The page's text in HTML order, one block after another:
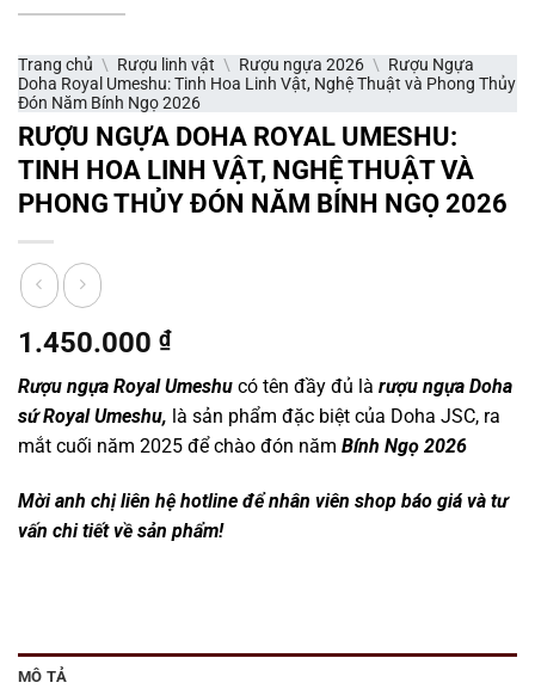
Trang chủ \ Rượu linh vật \ Rượu ngựa 2026 \ Rượu Ngựa
Doha Royal Umeshu: Tinh Hoa Linh Vật, Nghệ Thuật và Phong Thủy
Đón Năm Bính Ngọ 2026
RƯỢU NGỰA DOHA ROYAL UMESHU:
TINH HOA LINH VẬT, NGHỆ THUẬT VÀ
PHONG THỦY ĐÓN NĂM BÍNH NGỌ 2026
1.450.000 ₫
Rượu ngựa Royal Umeshu có tên đầy đủ là rượu ngựa Doha
sứ Royal Umeshu, là sản phẩm đặc biệt của Doha JSC, ra
mắt cuối năm 2025 để chào đón năm Bính Ngọ 2026
Mời anh chị liên hệ hotline để nhân viên shop báo giá và tư
vấn chi tiết về sản phẩm!
MÔ TẢ